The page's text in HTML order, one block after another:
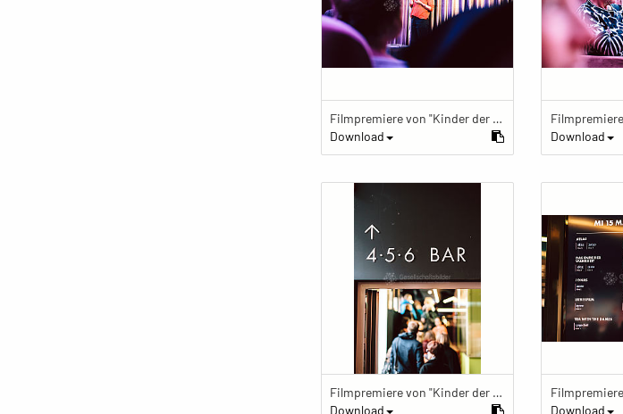
Filmpremiere von "Kinder der Utopie" Kinder der Utopie Premiere
Download
Download
Filmpremiere von "Kinder der Utopie" Kinder der Utopie Premiere
Download
Download